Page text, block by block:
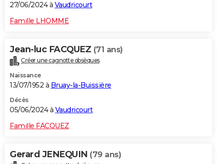
27/06/2024 à Vaudricourt
Famille LHOMME
Jean-luc FACQUEZ (71 ans)
Créer une cagnotte obsèques
Naissance
13/07/1952 à Bruay-la-Buissière
Décès
05/06/2024 à Vaudricourt
Famille FACQUEZ
Gerard JENEQUIN (79 ans)